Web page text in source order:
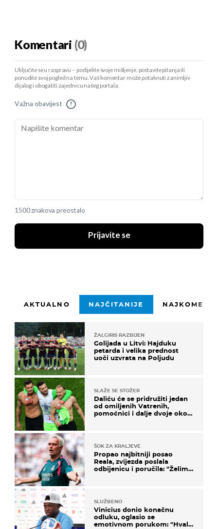
Komentari (0)
Uključite se u raspravu – podijelite svoje mišljenje, postavite pitanja ili
ponudite svoj pogled na temu. Vaš komentar može potaknuti zanimljiv
dijalog i obogatiti zajednicu našeg portala.
Važna obavijest !
1500 znakova preostalo
Prijavite se
AKTUALNO NAJČITANIJE
ŽALGIRIS RAZBIJEN
Golijada u Litvi: Hajduku
petarda i velika prednost
uoči uzvrata na Poljudu
SLAŽE SE STOŽER
Daliću će se pridružiti jedan
od omiljenih Vatrenih,
pomoćnici i dalje dvoje oko
ŠOK ZA KRALJEVE
Propao najbitniji posao
Reala, zvijezda poslala
odbijenicu i poručila: "Želim
SLUŽBENO
Vinicius donio konačnu
odluku, oglasio se
emotivnom porukom: "Hvala